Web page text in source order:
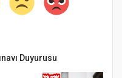
Duyurusu